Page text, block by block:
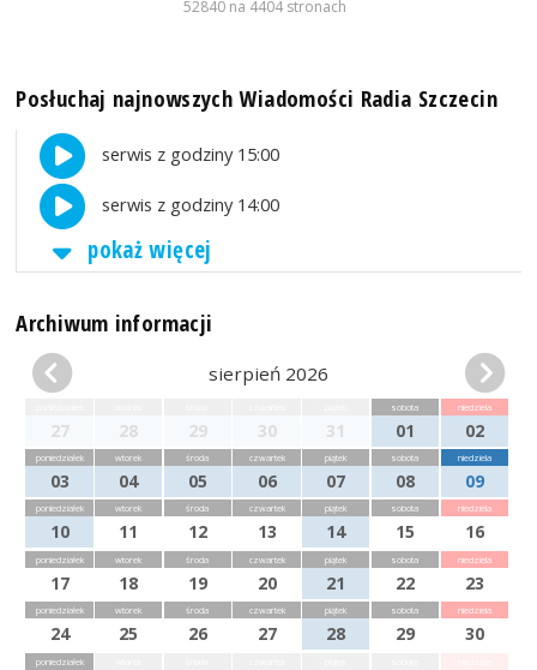
52840 na 4404 stronach
Posłuchaj najnowszych Wiadomości Radia Szczecin
serwis z godziny 15:00
serwis z godziny 14:00
pokaż więcej
Archiwum informacji
sierpień 2026
27 28 29 30 31
sobota
01
niedziela
02
poniedziałek
03
wtorek
04
środa
05
czwartek
06
piątek
07
sobota
08
niedziela
09
poniedziałek
10
wtorek
11
środa
12
czwartek
13
piątek
14
sobota
15
niedziela
16
poniedziałek
17
wtorek
18
środa
19
czwartek
20
piątek
21
sobota
22
niedziela
23
poniedziałek
24
wtorek
25
środa
26
czwartek
27
piątek
28
sobota
29
niedziela
30
poniedziałek